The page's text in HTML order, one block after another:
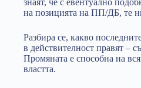
знаят, че с евентуално
на позицията на ПП/ДБ, те
Разбира се, какво
в действителност правят –
Промяната е способна на
властта.